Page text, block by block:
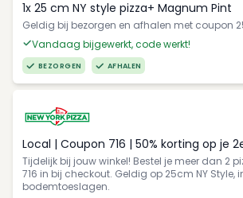
1x 25 cm NY style pizza+ Magnum Pint
Geldig bij bezorgen en afhalen met coupon
Vandaag bijgewerkt, code werkt!
BEZORGEN AFHALEN
Local | Coupon 716 | 50% korting op je
Tijdelijk bij jouw winkel! Bestel je meer dan 2
716 in bij checkout. Geldig op 25cm NY Style,
bodemtoeslagen.